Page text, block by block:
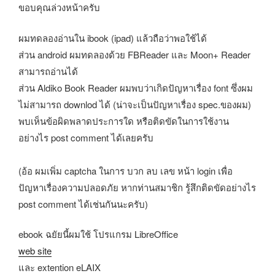
ขอบคุณล่วงหน้าครับ
ผมทดลองอ่านใน ibook (ipad) แล้วถือว่าพอใช้ได้
ส่วน android ผมทดลองด้วย FBReader และ Moon+ Reader
สามารถอ่านได้
ส่วน Aldiko Book Reader ผมพบว่าเกิดปัญหาเรื่อง font ซึ่งผม
ไม่สามารถ downlod ได้ (น่าจะเป็นปัญหาเรื่อง spec.ของผม)
พบเห็นข้อผิดพลาดประการใด หรือติดขัดในการใช้งาน
อย่างไร post comment ได้เลยครับ
(อ้อ ผมเพิ่ม captcha ในการ บวก ลบ เลข หน้า login เพื่อ
ปัญหาเรื่องความปลอดภัย หากท่านสมาชิก รู้สึกติดขัดอย่างไร
post comment ได้เช่นกันนะครับ)
ebook ฉยัยนี้ผมใช้ โปรแกรม LibreOffice
web site
และ extention eLAIX